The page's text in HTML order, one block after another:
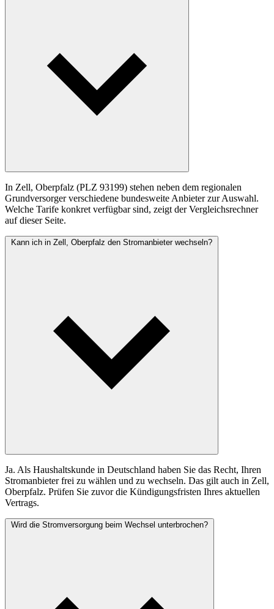
In Zell, Oberpfalz (PLZ 93199) stehen neben dem regionalen
Grundversorger verschiedene bundesweite Anbieter zur Auswahl.
Welche Tarife konkret verfügbar sind, zeigt der Vergleichsrechner
auf dieser Seite.
Kann ich in Zell, Oberpfalz den Stromanbieter wechseln?
Ja. Als Haushaltskunde in Deutschland haben Sie das Recht, Ihren
Stromanbieter frei zu wählen und zu wechseln. Das gilt auch in Zell,
Oberpfalz. Prüfen Sie zuvor die Kündigungsfristen Ihres aktuellen
Vertrags.
Wird die Stromversorgung beim Wechsel unterbrochen?